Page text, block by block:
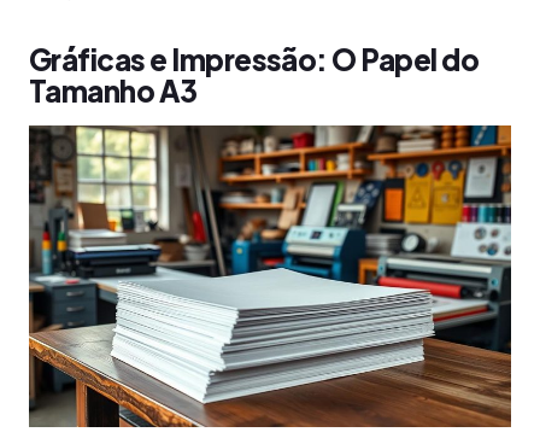
Gráficas e Impressão: O Papel do
Tamanho A3